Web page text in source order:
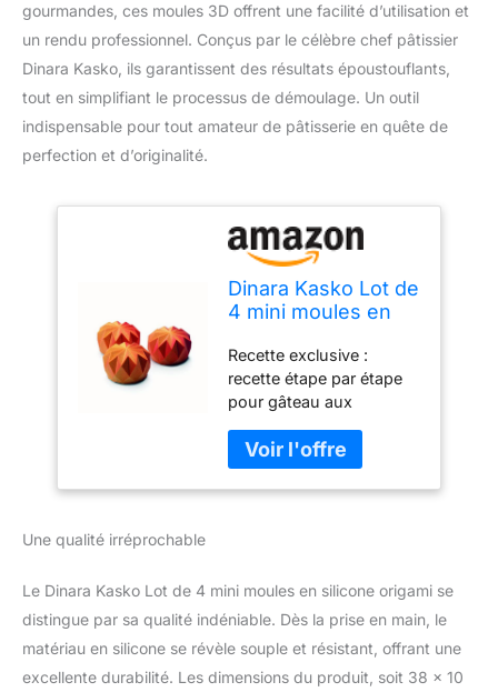
gourmandes, ces moules 3D offrent une facilité d’utilisation et
un rendu professionnel. Conçus par le célèbre chef pâtissier
Dinara Kasko, ils garantissent des résultats époustouflants,
tout en simplifiant le processus de démoulage. Un outil
indispensable pour tout amateur de pâtisserie en quête de
perfection et d’originalité.
Dinara Kasko Lot de
4 mini moules en
pour pâtisserie.
Moule géométrique
en silicone 3D pour
gâteau ou mousse,
par le célèbre chef
pâtissier Dinara
Kasko
Recette exclusive :
recette étape par étape
pour gâteau aux
chef pâtissier Dinara
Kasko est disponible en
quatre langues avec des
Le kit de pâtisserie Dinara
Kasko comprend 1 moule
en silicone de qualité
alimentaire, 1 livret avec
recette étape par étape
Une qualité irréprochable
Le Dinara Kasko Lot de 4 mini moules en silicone origami se
distingue par sa qualité indéniable. Dès la prise en main, le
matériau en silicone se révèle souple et résistant, offrant une
excellente durabilité. Les dimensions du produit, soit 38 x 10